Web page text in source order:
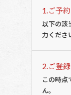
1.ご予
以下の該
力くださ
2.ご登
この時点
ん。